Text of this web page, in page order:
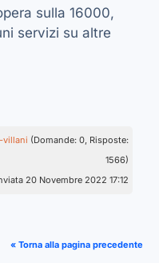
sulla 16000,
servizi su altre
(Domande: 0, Risposte:
1566)
20 Novembre 2022 17:12
« Torna alla pagina precedente